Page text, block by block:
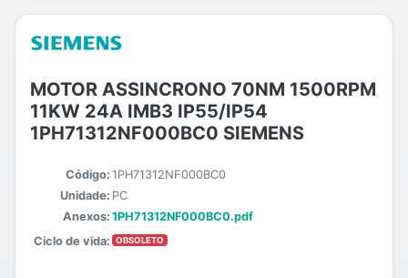
MOTOR ASSINCRONO 70NM 1500RPM
11KW 24A IMB3 IP55/IP54
1PH71312NF000BC0 SIEMENS
Código: 1PH71312NF000BC0
Unidade: PC
Anexos: 1PH71312NF000BC0.pdf
Ciclo de vida:
OBSOLETO